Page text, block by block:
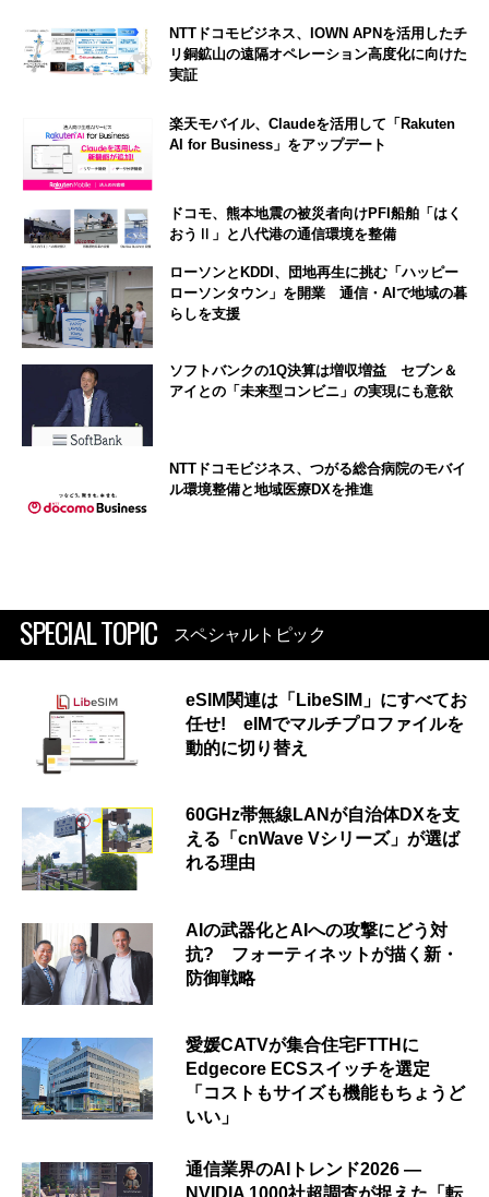
NTTドコモビジネス、IOWN APNを活用したチ
リ銅鉱山の遠隔オペレーション高度化に向けた
実証
楽天モバイル、Claudeを活用して「Rakuten
AI for Business」をアップデート
ドコモ、熊本地震の被災者向けPFI船舶「はく
おうⅡ」と八代港の通信環境を整備
ローソンとKDDI、団地再生に挑む「ハッピー
ローソンタウン」を開業 通信・AIで地域の暮
らしを支援
ソフトバンクの1Q決算は増収増益 セブン＆
アイとの「未来型コンビニ」の実現にも意欲
NTTドコモビジネス、つがる総合病院のモバイ
ル環境整備と地域医療DXを推進
SPECIAL TOPIC スペシャルトピック
eSIM関連は「LibeSIM」にすべてお
任せ! eIMでマルチプロファイルを
動的に切り替え
60GHz帯無線LANが自治体DXを支
える「cnWave Vシリーズ」が選ば
れる理由
AIの武器化とAIへの攻撃にどう対
抗? フォーティネットが描く新・
防御戦略
愛媛CATVが集合住宅FTTHに
Edgecore ECSスイッチを選定
「コストもサイズも機能もちょうど
いい」
通信業界のAIトレンド2026 ―
NVIDIA 1000社超調査が捉えた「転